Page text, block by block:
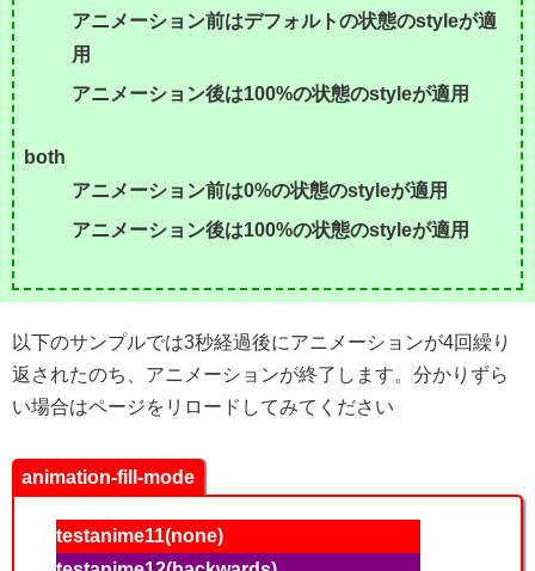
アニメーション前はデフォルトの状態のstyleが適
用
アニメーション後は100%の状態のstyleが適用
both
アニメーション前は0%の状態のstyleが適用
アニメーション後は100%の状態のstyleが適用
以下のサンプルでは3秒経過後にアニメーションが4回繰り
返されたのち、アニメーションが終了します。分かりずら
い場合はページをリロードしてみてください
animation-fill-mode
testanime11(none)